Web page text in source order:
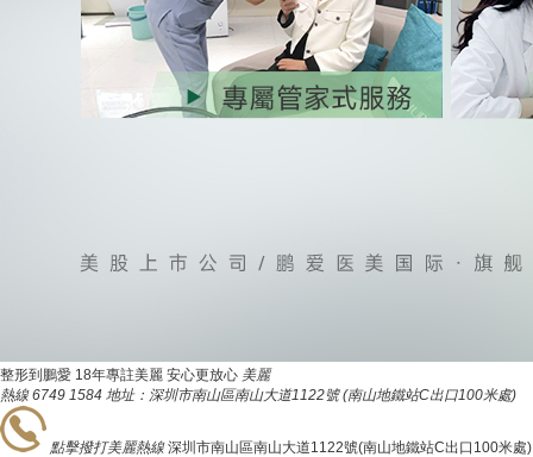
整形到鵬愛 18年專註美麗 安心更放心 美麗
熱線 6749 1584 地址：深圳市南山區南山大道1122號 (南山地鐵站C出口100米處)
點擊撥打美麗熱線 深圳市南山區南山大道1122號(南山地鐵站C出口100米處)